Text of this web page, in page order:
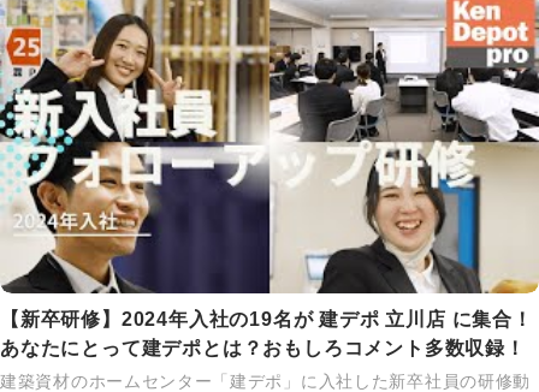
【新卒研修】2024年入社の19名が 建デポ 立川店 に集合！
あなたにとって建デポとは？おもしろコメント多数収録！
建築資材のホームセンター「建デポ」に入社した新卒社員の研修動